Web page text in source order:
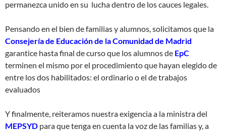
permanezca unido en su lucha dentro de los cauces legales.
Pensando en el bien de familias y alumnos, solicitamos que la
Consejería de Educación de la Comunidad de Madrid
garantice hasta final de curso que los alumnos de EpC
terminen el mismo por el procedimiento que hayan elegido de
entre los dos habilitados: el ordinario o el de trabajos
evaluados
Y finalmente, reiteramos nuestra exigencia a la ministra del
MEPSYD para que tenga en cuenta la voz de las familias y, a